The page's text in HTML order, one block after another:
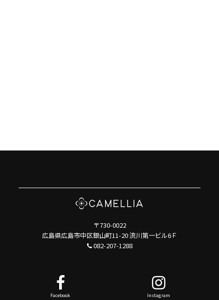
〒730-0022
広島県広島市中区銀山町11-20 流川第一ビル6Ｆ
082-207-1288
Facebook Instagram